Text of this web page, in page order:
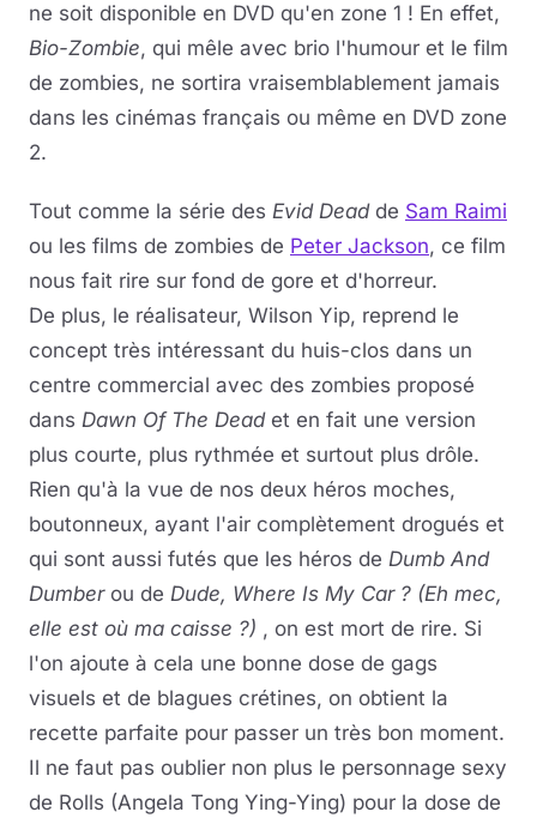
ne soit disponible en DVD qu'en zone 1 ! En effet,
Bio-Zombie, qui mêle avec brio l'humour et le film
de zombies, ne sortira vraisemblablement jamais
dans les cinémas français ou même en DVD zone
2.
Tout comme la série des Evid Deadde Sam Raimi
ou les films de zombies de Peter Jackson, ce film
nous fait rire sur fond de gore et d'horreur.
De plus, le réalisateur, Wilson Yip, reprend le
concept très intéressant du huis-clos dans un
centre commercial avec des zombies proposé
dans Dawn Of The Deadet en fait une version
plus courte, plus rythmée et surtout plus drôle.
Rien qu'à la vue de nos deux héros moches,
boutonneux, ayant l'air complètement drogués et
qui sont aussi futés que les héros de Dumb And
Dumberou de Dude, Where Is My Car ? (Eh mec,
elle est où ma caisse ?) , on est mort de rire. Si
l'on ajoute à cela une bonne dose de gags
visuels et de blagues crétines, on obtient la
recette parfaite pour passer un très bon moment.
Il ne faut pas oublier non plus le personnage sexy
de Rolls (Angela Tong Ying-Ying) pour la dose de